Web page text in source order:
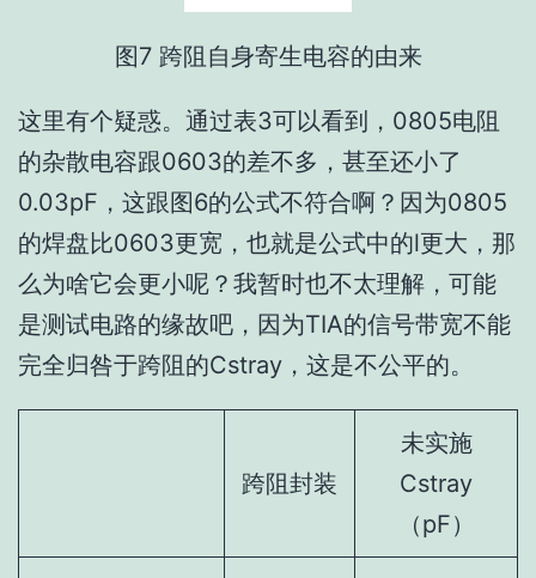
图7 跨阻自身寄生电容的由来
这里有个疑惑。通过表3可以看到，0805电阻
的杂散电容跟0603的差不多，甚至还小了
0.03pF，这跟图6的公式不符合啊？因为0805
的焊盘比0603更宽，也就是公式中的l更大，那
么为啥它会更小呢？我暂时也不太理解，可能
是测试电路的缘故吧，因为TIA的信号带宽不能
完全归咎于跨阻的Cstray，这是不公平的。
跨阻封装
未实施
Cstray
（pF）